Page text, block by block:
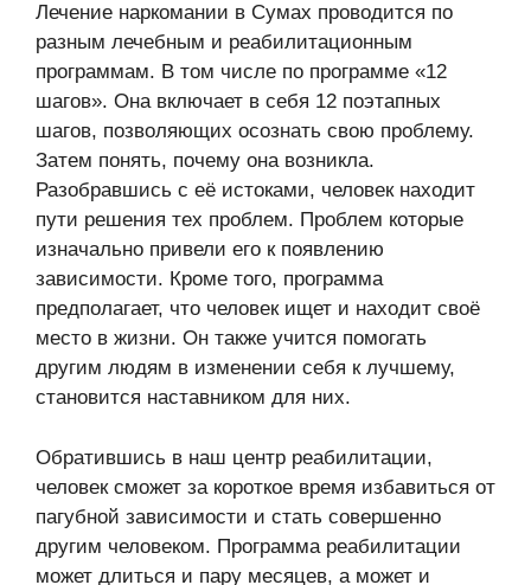
Лечение наркомании в Сумах проводится по
разным лечебным и реабилитационным
программам. В том числе по программе «12
шагов». Она включает в себя 12 поэтапных
шагов, позволяющих осознать свою проблему.
Затем понять, почему она возникла.
Разобравшись с её истоками, человек находит
пути решения тех проблем. Проблем которые
изначально привели его к появлению
зависимости. Кроме того, программа
предполагает, что человек ищет и находит своё
место в жизни. Он также учится помогать
другим людям в изменении себя к лучшему,
становится наставником для них.
Обратившись в наш центр реабилитации,
человек сможет за короткое время избавиться от
пагубной зависимости и стать совершенно
другим человеком. Программа реабилитации
может длиться и пару месяцев, а может и